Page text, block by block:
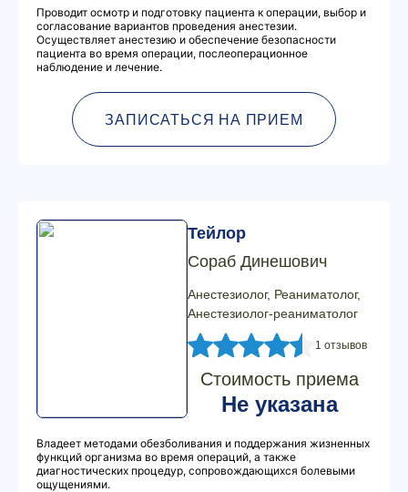
Проводит осмотр и подготовку пациента к операции, выбор и
согласование вариантов проведения анестезии.
Осуществляет анестезию и обеспечение безопасности
пациента во время операции, послеоперационное
наблюдение и лечение.
ЗАПИСАТЬСЯ НА ПРИЕМ
Тейлор
Сораб Динешович
Анестезиолог, Реаниматолог,
Анестезиолог-реаниматолог
1 отзывов
Стоимость приема
Не указана
Владеет методами обезболивания и поддержания жизненных
функций организма во время операций, а также
диагностических процедур, сопровождающихся болевыми
ощущениями.